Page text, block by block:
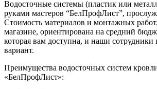
Водосточные системы (пластик или
руками мастеров “БелПрофЛист”,
Стоимость материалов и монтажных
магазине, ориентирована на средний
которая вам доступна, и наши
вариант.
Преимущества водосточных систем
«БелПрофЛист»: